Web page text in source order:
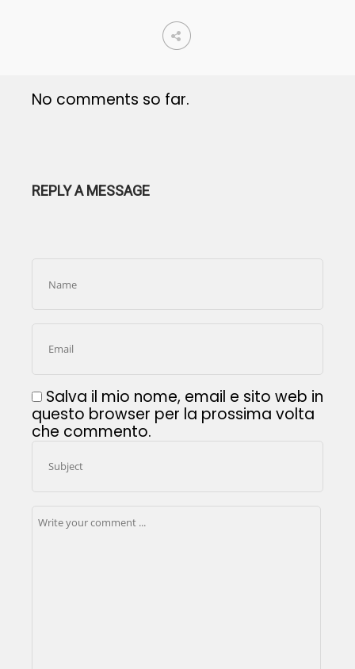
No comments so far.
REPLY A MESSAGE
Salva il mio nome, email e sito web in
questo browser per la prossima volta
che commento.